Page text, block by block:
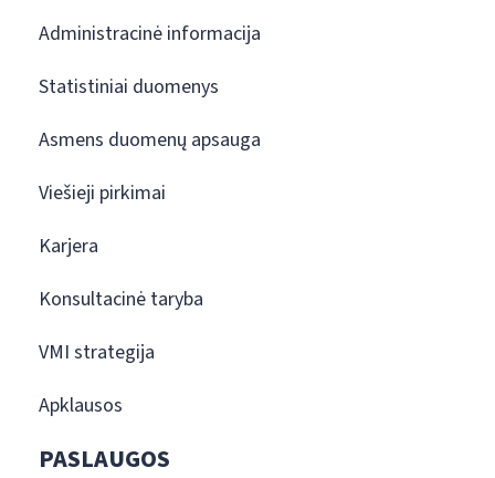
Administracinė informacija
Statistiniai duomenys
Asmens duomenų apsauga
Viešieji pirkimai
Karjera
Konsultacinė taryba
VMI strategija
Apklausos
PASLAUGOS